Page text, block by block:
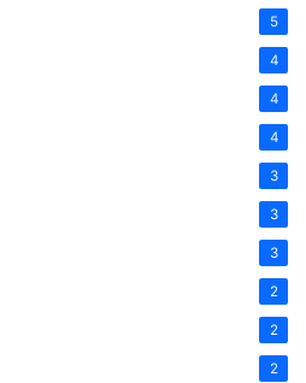
5
4
4
4
3
3
3
2
2
2